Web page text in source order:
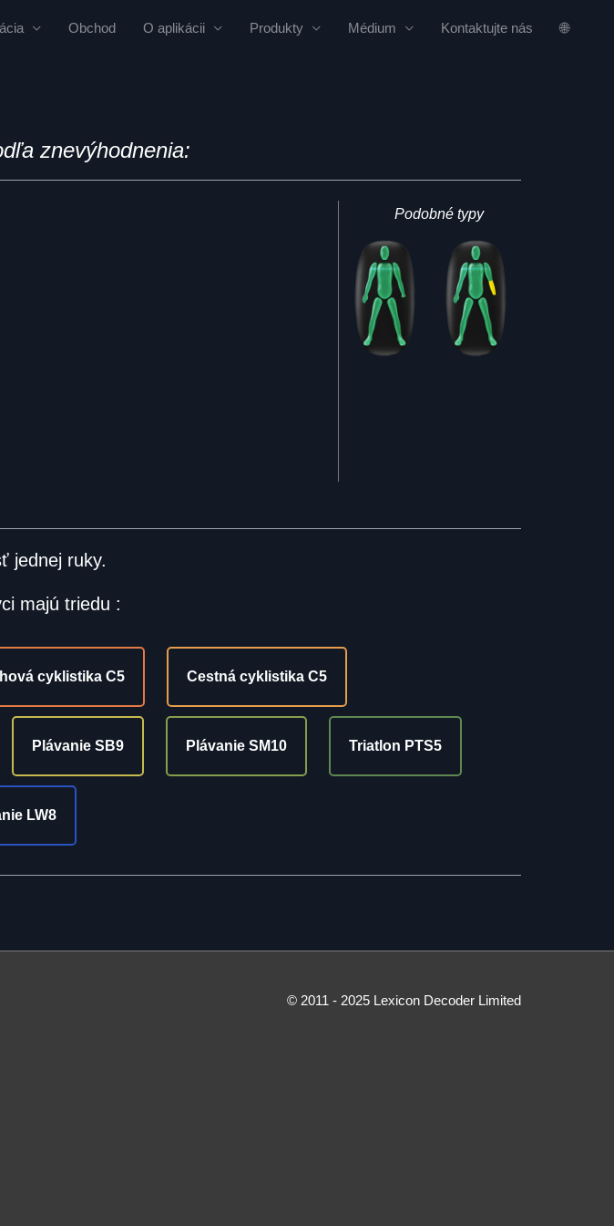
Obchod O aplikácii Produkty Médium Kontaktujte nás 🌐
znevýhodnenia:
Podobné typy
jednej ruky.
majú triedu :
cyklistika C5 Cestná cyklistika C5
Plávanie SB9 Plávanie SM10 Triatlon PTS5
LW8
© 2011 - 2025 Lexicon Decoder Limited